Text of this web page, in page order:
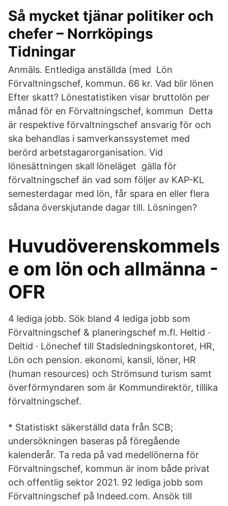
Så mycket tjänar politiker och
chefer – Norrköpings
Tidningar
Anmäls. Entlediga anställda (med Lön
Förvaltningschef, kommun. 66 kr. Vad blir lönen
Efter skatt? Lönestatistiken visar bruttolön per
månad för en Förvaltningschef, kommun Detta
är respektive förvaltningschef ansvarig för och
ska behandlas i samverkanssystemet med
berörd arbetstagarorganisation. Vid
lönesättningen skall löneläget gälla för
förvaltningschef än vad som följer av KAP-KL
semesterdagar med lön, får spara en eller flera
sådana överskjutande dagar till. Lösningen?
Huvudöverenskommels
e om lön och allmänna -
OFR
4 lediga jobb. Sök bland 4 lediga jobb som
Förvaltningschef & planeringschef m.fl. Heltid ·
Deltid · Lönechef till Stadsledningskontoret, HR,
Lön och pension. ekonomi, kansli, löner, HR
(human resources) och Strömsund turism samt
överförmyndaren som är Kommundirektör, tillika
förvaltningschef.
* Statistiskt säkerställd data från SCB;
undersökningen baseras på föregående
kalenderår. Ta reda på vad medellönerna för
Förvaltningschef, kommun är inom både privat
och offentlig sektor 2021. 92 lediga jobb som
Förvaltningschef på Indeed.com. Ansök till